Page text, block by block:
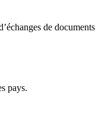
de documents
pays.